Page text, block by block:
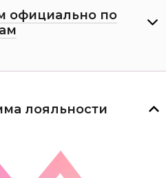
официально по
лояльности